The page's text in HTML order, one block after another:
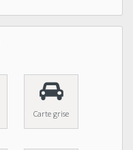
Carte grise